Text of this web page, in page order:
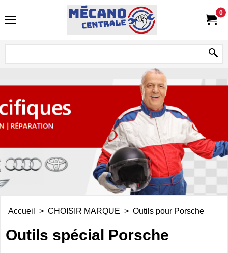
0
Accueil > CHOISIR MARQUE > Outils pour Porsche
Outils spécial Porsche